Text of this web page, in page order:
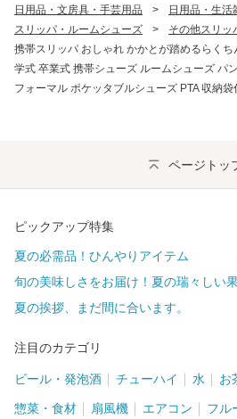
日用品・文房具・手芸用品
> 日用品・生活
スリッパ・ルームシューズ
> その他スリッ
携帯スリッパ おしゃれ かかとが踏めるらく
学式 卒業式 携帯シューズ ルームシューズ パ
フォーマル ポケッタブルシューズ PTA 収納
ページトッ
ピックアップ特集
夏の必需品！ひんやりアイテム
旬の美味しさをお届け！夏の瑞々しい
夏の挨拶、まだ間に合います。
注目のカテゴリ
ビール・発泡酒 チューハイ 水 お
惣菜・食材 扇風機 エアコン フル